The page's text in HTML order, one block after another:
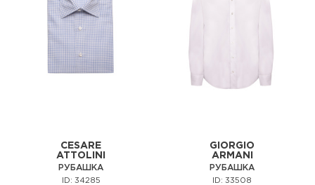
CESARE
ATTOLINI
РУБАШКА
ID: 34285
GIORGIO
ARMANI
РУБАШКА
ID: 33508